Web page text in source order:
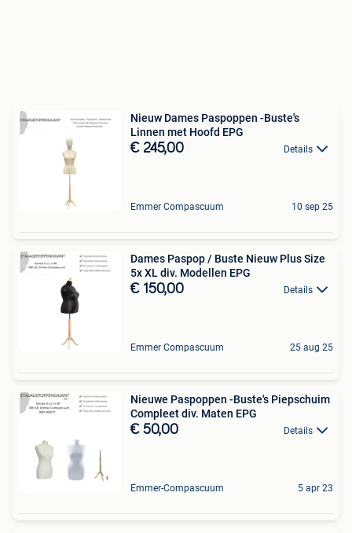
Nieuw Dames Paspoppen -Buste's
Linnen met Hoofd EPG
€ 245,00 Details
Emmer Compascuum 10 sep 25
Dames Paspop / Buste Nieuw Plus Size
5x XL div. Modellen EPG
€ 150,00 Details
Emmer Compascuum 25 aug 25
Nieuwe Paspoppen -Buste's Piepschuim
Compleet div. Maten EPG
€ 50,00 Details
Emmer-Compascuum 5 apr 23